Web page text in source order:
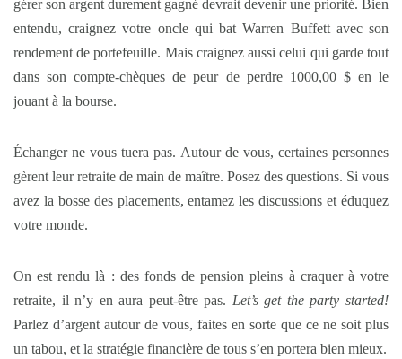
gérer son argent durement gagné devrait devenir une priorité. Bien
entendu, craignez votre oncle qui bat Warren Buffett avec son
rendement de portefeuille. Mais craignez aussi celui qui garde tout
dans son compte-chèques de peur de perdre 1000,00 $ en le
jouant à la bourse.
Échanger ne vous tuera pas. Autour de vous, certaines personnes
gèrent leur retraite de main de maître. Posez des questions. Si vous
avez la bosse des placements, entamez les discussions et éduquez
votre monde.
On est rendu là : des fonds de pension pleins à craquer à votre
retraite, il n’y en aura peut-être pas. Let’s get the party started!
Parlez d’argent autour de vous, faites en sorte que ce ne soit plus
un tabou, et la stratégie financière de tous s’en portera bien mieux.